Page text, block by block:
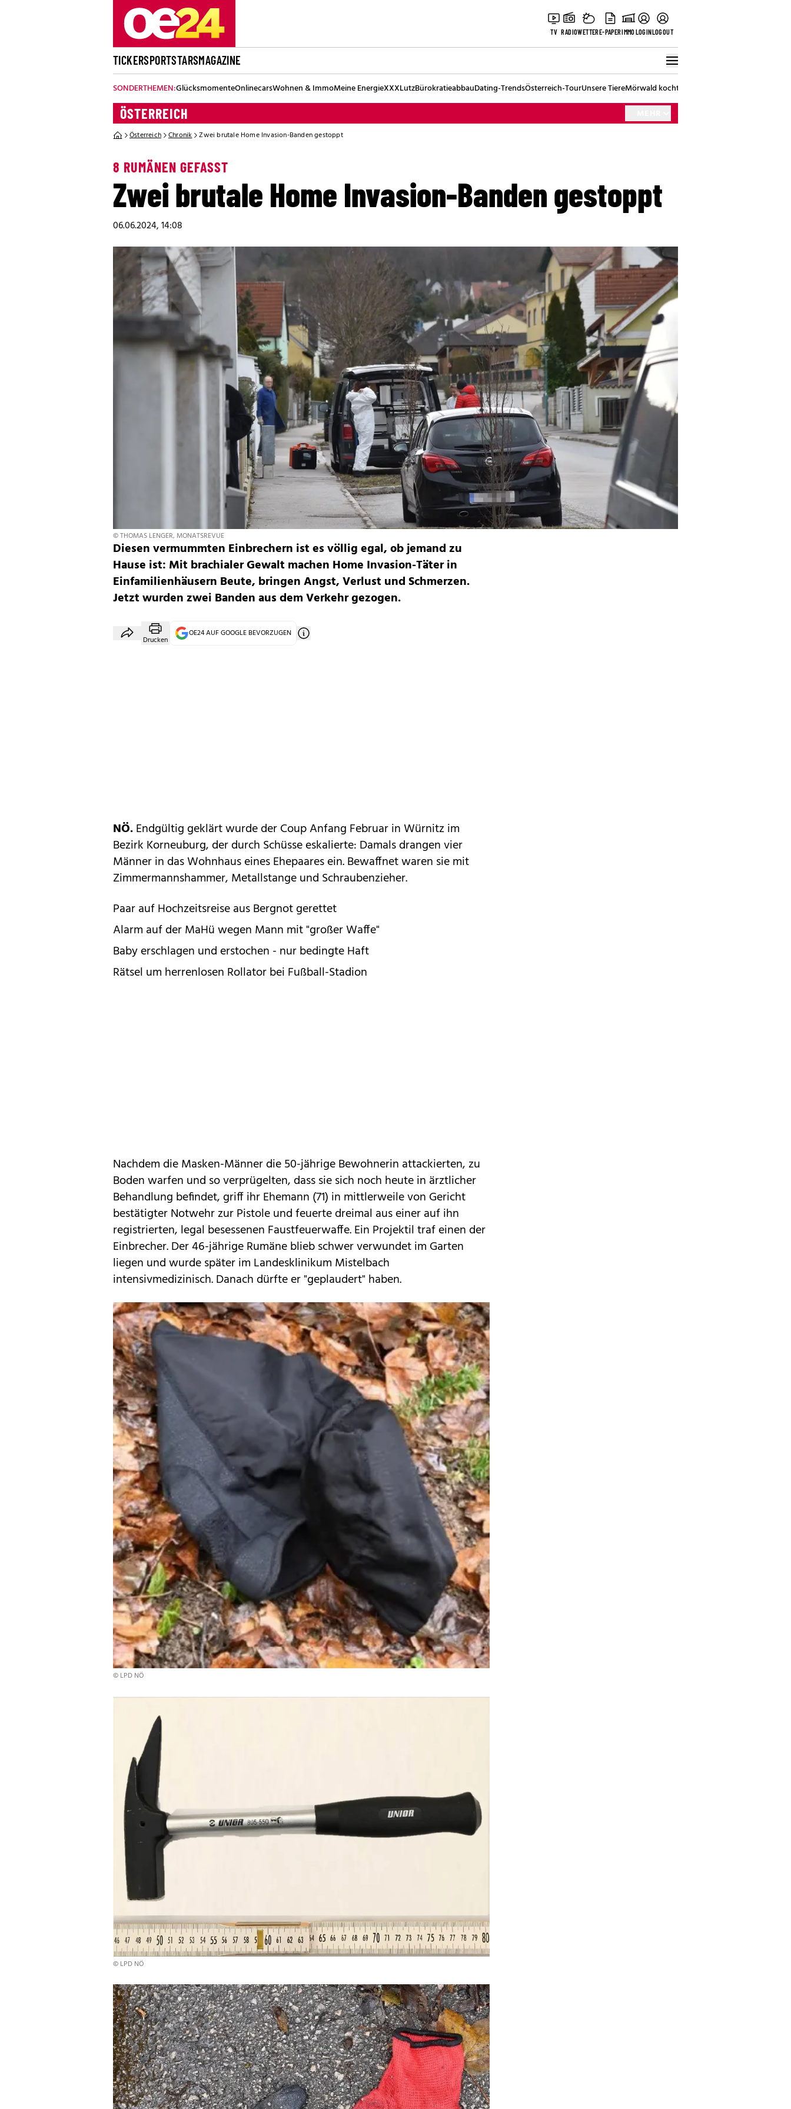
TV RADIOWETTERE-PAPERIMMOLOGINLOGOUT
TICKERSPORTSTARSMAGAZINE
SONDERTHEMEN:GlücksmomenteOnlinecarsWohnen & ImmoMeine EnergieXXXLutzBürokratieabbauDating-TrendsÖsterreich-TourUnsere TiereMörwald kocht
ÖSTERREICH
Österreich Chronik Zwei brutale Home Invasion-Banden gestoppt
8 RUMÄNEN GEFASST
Zwei brutale Home Invasion-Banden gestoppt
06.06.2024, 14:08
© THOMAS LENGER, MONATSREVUE
Diesen vermummten Einbrechern ist es völlig egal, ob jemand zu
Hause ist: Mit brachialer Gewalt machen Home Invasion-Täter in
Einfamilienhäusern Beute, bringen Angst, Verlust und Schmerzen.
Jetzt wurden zwei Banden aus dem Verkehr gezogen.
Drucken
OE24 AUF GOOGLE BEVORZUGEN
NÖ.Endgültig geklärt wurde der Coup Anfang Februar in Würnitz im
Bezirk Korneuburg, der durch Schüsse eskalierte: Damals drangen vier
Männer in das Wohnhaus eines Ehepaares ein. Bewaffnet waren sie mit
Zimmermannshammer, Metallstange und Schraubenzieher.
Paar auf Hochzeitsreise aus Bergnot gerettet
Alarm auf der MaHü wegen Mann mit "großer Waffe"
Baby erschlagen und erstochen - nur bedingte Haft
Rätsel um herrenlosen Rollator bei Fußball-Stadion
Nachdem die Masken-Männer die 50-jährige Bewohnerin attackierten, zu
Boden warfen und so verprügelten, dass sie sich noch heute in ärztlicher
Behandlung befindet, griff ihr Ehemann (71) in mittlerweile von Gericht
bestätigter Notwehr zur Pistole und feuerte dreimal aus einer auf ihn
registrierten, legal besessenen Faustfeuerwaffe. Ein Projektil traf einen der
Einbrecher. Der 46-jährige Rumäne blieb schwer verwundet im Garten
liegen und wurde später im Landesklinikum Mistelbach
intensivmedizinisch. Danach dürfte er "geplaudert" haben.
© LPD NÖ
© LPD NÖ